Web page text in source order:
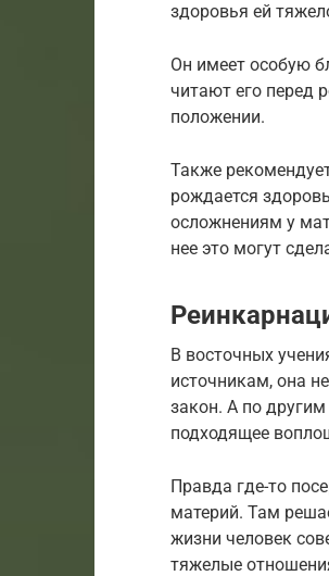
здоровья ей
Он имеет особую
читают его перед
положении.
Также
рождается
осложнениям у
нее это могут
В восточных
источникам, она
закон. А по
подходящее
Правда где-то
материй. Там
жизни человек
тяжелые